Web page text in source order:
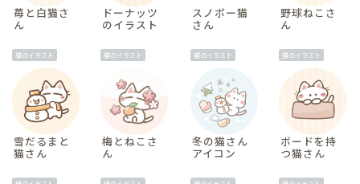
苺と白猫さ
ん
ドーナッツ
のイラスト
スノボー猫
さん
野球ねこさ
ん
猫のイラスト
雪だるまと
猫さん
猫のイラスト
梅とねこさ
ん
猫のイラスト
冬の猫さん
アイコン
猫のイラスト
ボードを持
つ猫さん